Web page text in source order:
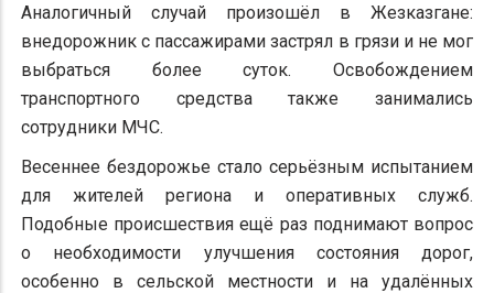
Аналогичный случай произошёл в Жезказгане:
внедорожник с пассажирами застрял в грязи и не мог
выбраться более суток. Освобождением
транспортного средства также занимались
сотрудники МЧС.
Весеннее бездорожье стало серьёзным испытанием
для жителей региона и оперативных служб.
Подобные происшествия ещё раз поднимают вопрос
о необходимости улучшения состояния дорог,
особенно в сельской местности и на удалённых